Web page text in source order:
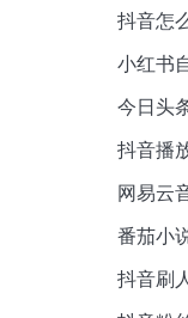
抖音怎
小红书
今日头
抖音播
网易云
番茄小
抖音刷